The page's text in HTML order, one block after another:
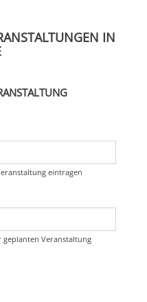
IN
eintragen
geplanten Veranstaltung